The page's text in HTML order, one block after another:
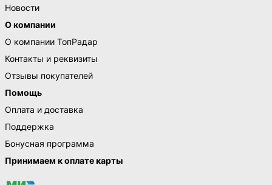
Новости
О компании
О компании ТопРадар
Контакты и реквизиты
Отзывы покупателей
Помощь
Оплата и доставка
Поддержка
Бонусная программа
Принимаем к оплате карты